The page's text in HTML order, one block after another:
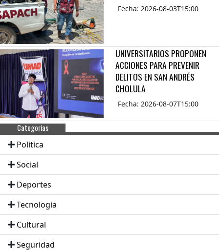
Fecha: 2026-08-03T15:00
UNIVERSITARIOS PROPONEN
ACCIONES PARA PREVENIR
DELITOS EN SAN ANDRÉS
CHOLULA
Fecha: 2026-08-07T15:00
Categorias
Politica
Social
Deportes
Tecnologia
Cultural
Seguridad